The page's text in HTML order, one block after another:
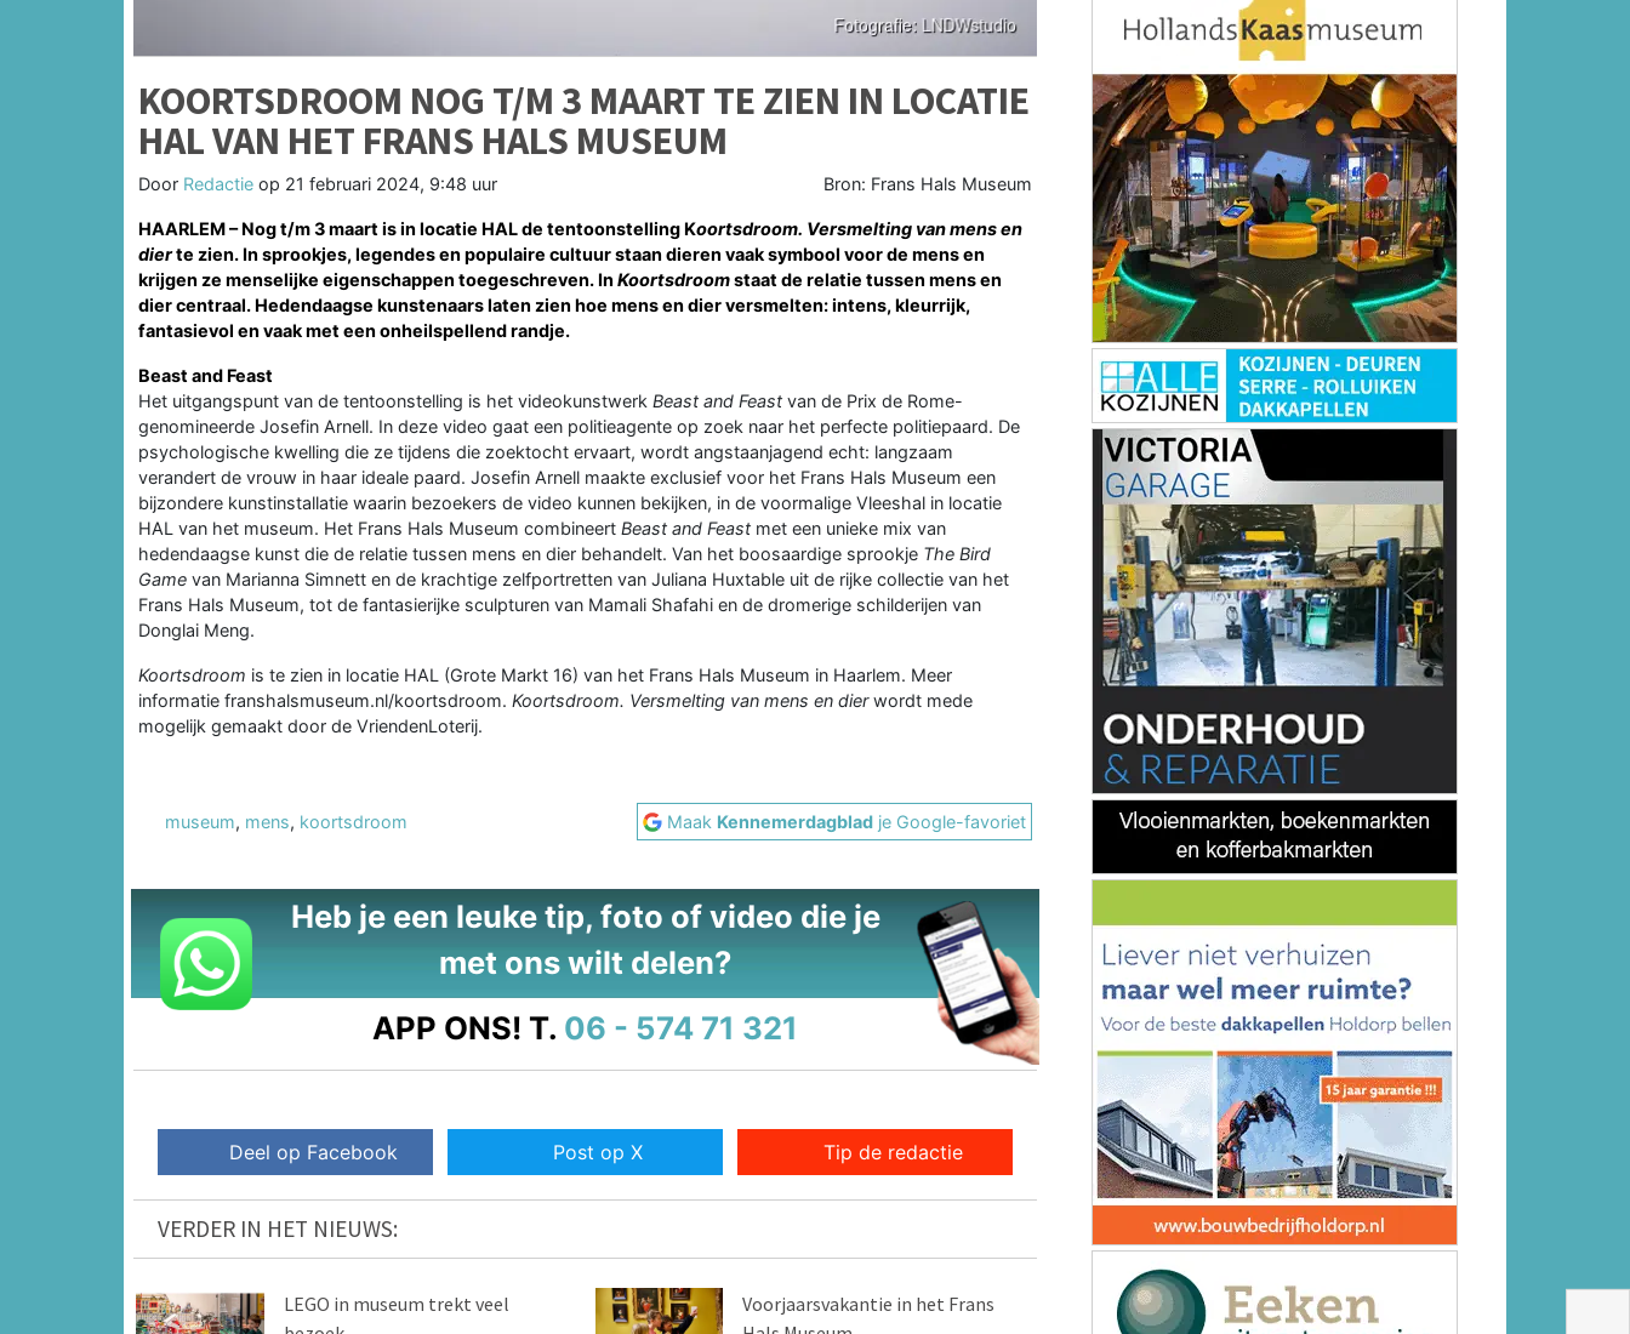
KOORTSDROOM NOG T/M 3 MAART TE ZIEN IN LOCATIE
HAL VAN HET FRANS HALS MUSEUM
Door Redactie op 21 februari 2024, 9:48 uur Bron: Frans Hals Museum
HAARLEM – Nog t/m 3 maart is in locatie HAL de tentoonstelling Koortsdroom. Versmelting van mens en
dierte zien. In sprookjes, legendes en populaire cultuur staan dieren vaak symbool voor de mens en
krijgen ze menselijke eigenschappen toegeschreven. In Koortsdroomstaat de relatie tussen mens en
dier centraal. Hedendaagse kunstenaars laten zien hoe mens en dier versmelten: intens, kleurrijk,
fantasievol en vaak met een onheilspellend randje.
Beast and Feast
Het uitgangspunt van de tentoonstelling is het videokunstwerk Beast and Feast van de Prix de Rome-
genomineerde Josefin Arnell. In deze video gaat een politieagente op zoek naar het perfecte politiepaard. De
psychologische kwelling die ze tijdens die zoektocht ervaart, wordt angstaanjagend echt: langzaam
verandert de vrouw in haar ideale paard. Josefin Arnell maakte exclusief voor het Frans Hals Museum een
bijzondere kunstinstallatie waarin bezoekers de video kunnen bekijken, in de voormalige Vleeshal in locatie
HAL van het museum. Het Frans Hals Museum combineert Beast and Feast met een unieke mix van
hedendaagse kunst die de relatie tussen mens en dier behandelt. Van het boosaardige sprookje The Bird
Game van Marianna Simnett en de krachtige zelfportretten van Juliana Huxtable uit de rijke collectie van het
Frans Hals Museum, tot de fantasierijke sculpturen van Mamali Shafahi en de dromerige schilderijen van
Donglai Meng.
Koortsdroom is te zien in locatie HAL (Grote Markt 16) van het Frans Hals Museum in Haarlem. Meer
informatie franshalsmuseum.nl/koortsdroom. Koortsdroom. Versmelting van mens en dierwordt mede
mogelijk gemaakt door de VriendenLoterij.
museum, mens, koortsdroom Maak Kennemerdagblad je Google-favoriet
Heb je een leuke tip, foto of video die je
met ons wilt delen?
APP ONS! T. 06 - 574 71 321
Deel op Facebook Post op X Tip de redactie
VERDER IN HET NIEUWS:
LEGO in museum trekt veel
Voorjaarsvakantie in het Frans